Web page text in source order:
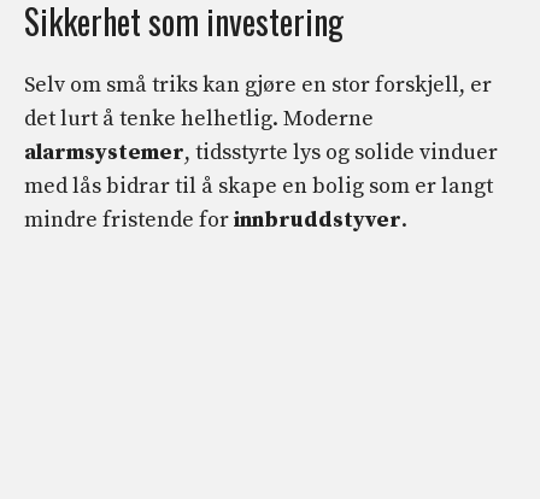
Sikkerhet som investering
Selv om små triks kan gjøre en stor forskjell, er
det lurt å tenke helhetlig. Moderne
alarmsystemer, tidsstyrte lys og solide vinduer
med lås bidrar til å skape en bolig som er langt
mindre fristende forinnbruddstyver.